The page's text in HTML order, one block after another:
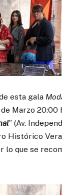
esta gala
Marzo 20:00
” (Av.
Histórico
lo que se